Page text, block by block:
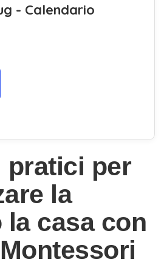
- Calendario
pratici per
la
la casa con